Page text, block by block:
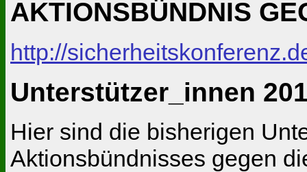
AKTIONSBÜNDNIS
http://
Unterstützer_innen
Hier sind die bisherigen
Aktionsbündnisses gegen